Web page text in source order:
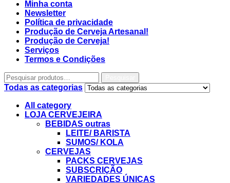
Minha conta
Newsletter
Política de privacidade
Produção de Cerveja Artesanal!
Produção de Cerveja!
Serviços
Termos e Condições
Todas as categorias
All category
LOJA CERVEJEIRA
BEBIDAS outras
LEITE/ BARISTA
SUMOS/ KOLA
CERVEJAS
PACKS CERVEJAS
SUBSCRIÇÃO
VARIEDADES ÚNICAS